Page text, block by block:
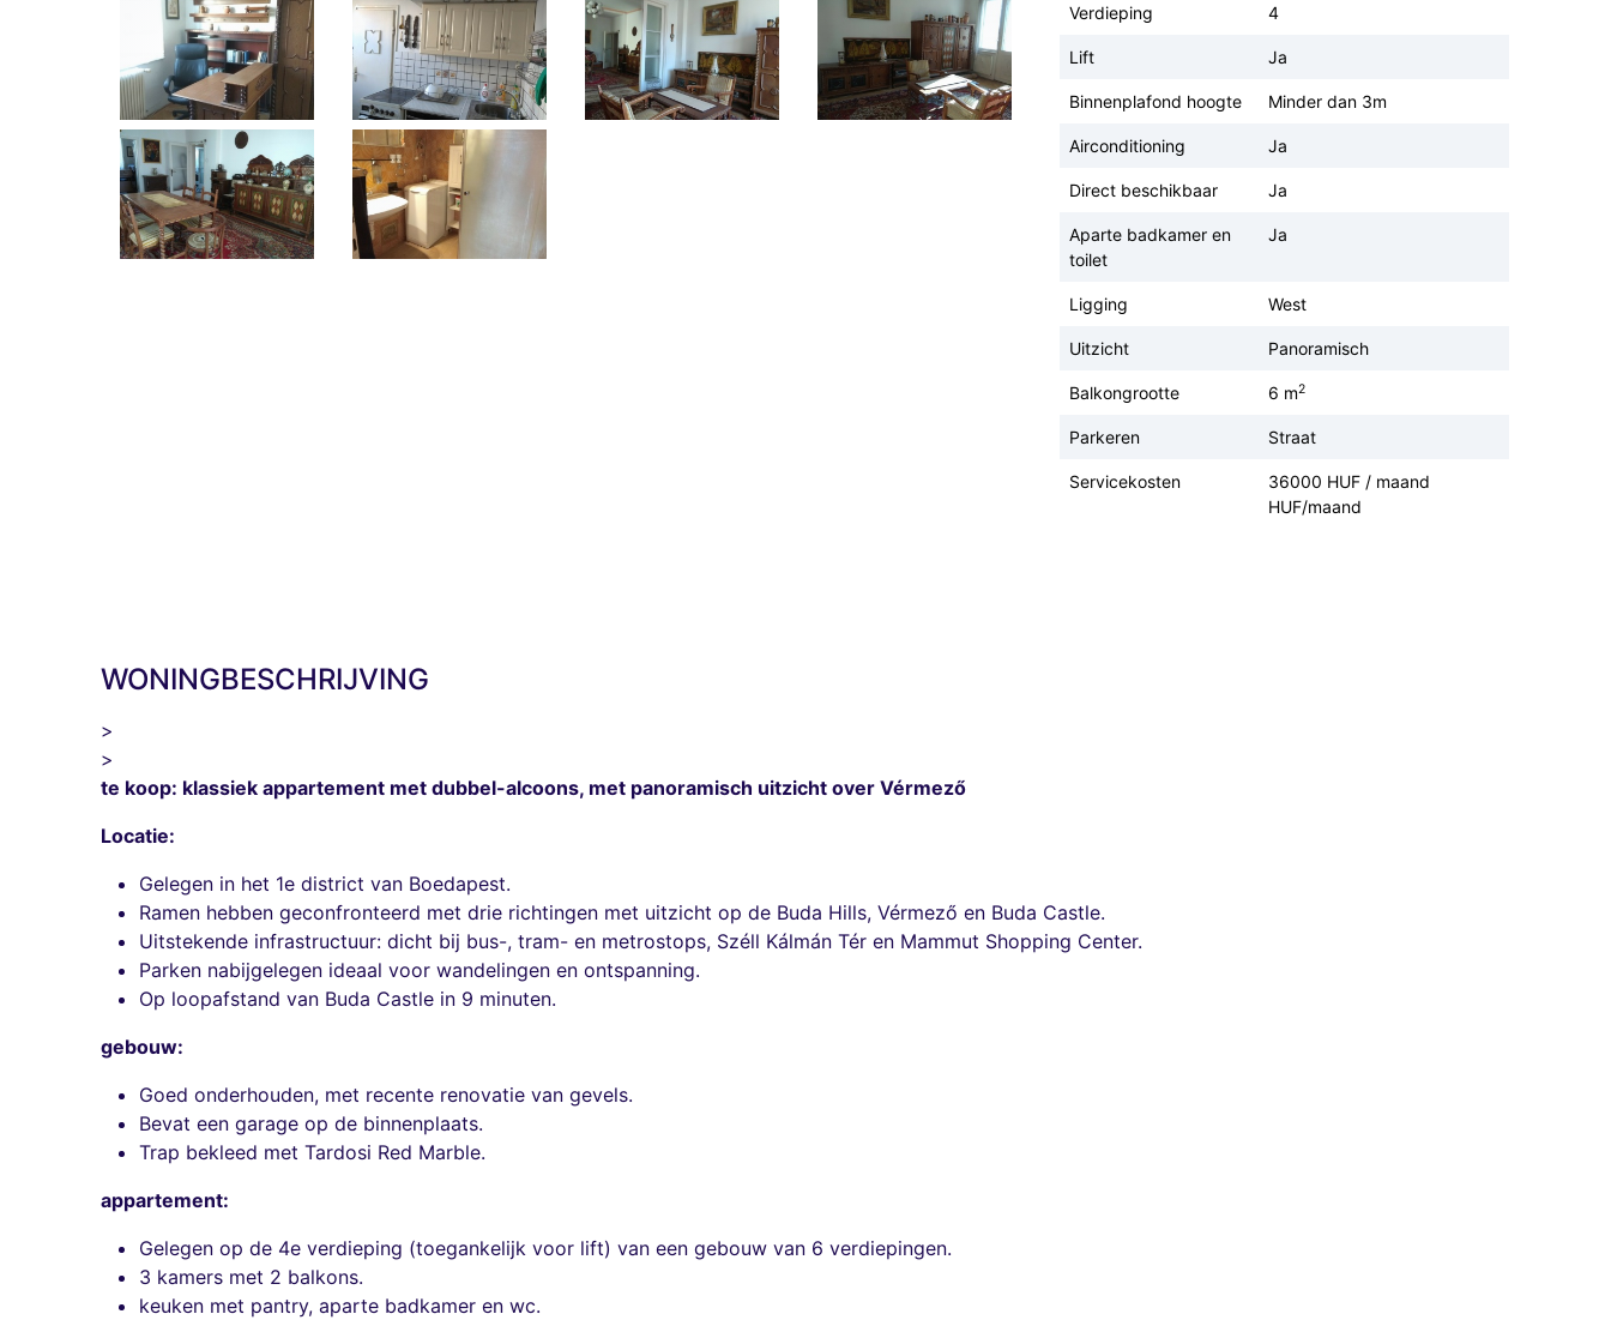
Verdieping 4
Lift Ja
Binnenplafond hoogte Minder dan 3m
Airconditioning Ja
Direct beschikbaar Ja
Aparte badkamer en
toilet
Ja
Ligging West
Uitzicht Panoramisch
Balkongrootte 6 m2
Parkeren Straat
Servicekosten
36000 HUF / maand
HUF/maand
WONINGBESCHRIJVING
>
>
te koop: klassiek appartement met dubbel-alcoons, met panoramisch uitzicht over Vérmező
Locatie:
Gelegen in het 1e district van Boedapest.
Ramen hebben geconfronteerd met drie richtingen met uitzicht op de Buda Hills, Vérmező en Buda Castle.
Uitstekende infrastructuur: dicht bij bus-, tram- en metrostops, Széll Kálmán Tér en Mammut Shopping Center.
Parken nabijgelegen ideaal voor wandelingen en ontspanning.
Op loopafstand van Buda Castle in 9 minuten.
gebouw:
Goed onderhouden, met recente renovatie van gevels.
Bevat een garage op de binnenplaats.
Trap bekleed met Tardosi Red Marble.
appartement:
Gelegen op de 4e verdieping (toegankelijk voor lift) van een gebouw van 6 verdiepingen.
3 kamers met 2 balkons.
keuken met pantry, aparte badkamer en wc.